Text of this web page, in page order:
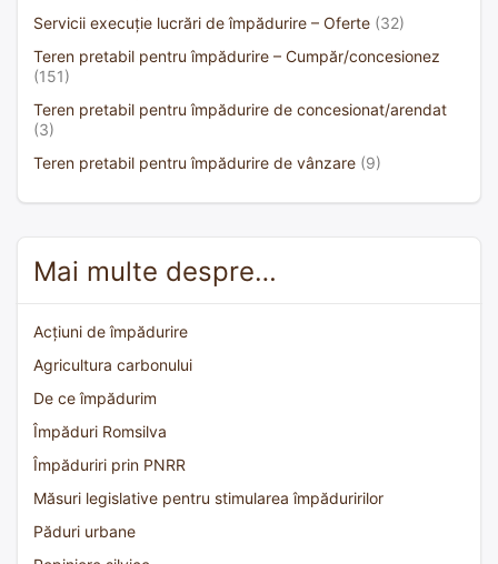
Servicii execuție lucrări de împădurire – Oferte (32)
Teren pretabil pentru împădurire – Cumpăr/concesionez
(151)
Teren pretabil pentru împădurire de concesionat/arendat
(3)
Teren pretabil pentru împădurire de vânzare (9)
Mai multe despre…
Acțiuni de împădurire
Agricultura carbonului
De ce împădurim
Împăduri Romsilva
Împăduriri prin PNRR
Măsuri legislative pentru stimularea împăduririlor
Păduri urbane